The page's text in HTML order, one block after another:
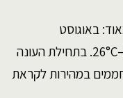
באוגוסט
טמפרטורת המים הממוצעת סביב ~25–26°C. בתחילת העונה
במהירות לקראת